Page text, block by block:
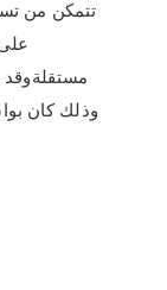
تتمكن من
وذلك كان